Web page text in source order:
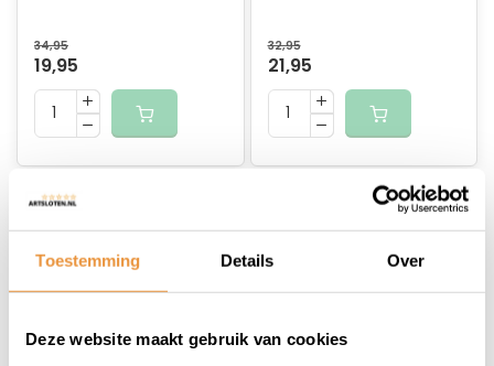
Toestemming Details Over
Deze website maakt gebruik van cookies
34,95
19,95
32,95
21,95